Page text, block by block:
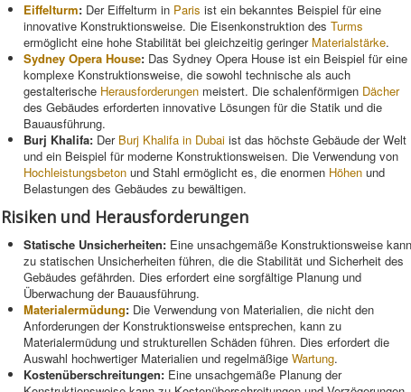
Eiffelturm: Der Eiffelturm in Paris ist ein bekanntes Beispiel für eine
innovative Konstruktionsweise. Die Eisenkonstruktion des Turms
ermöglicht eine hohe Stabilität bei gleichzeitig geringer Materialstärke.
Sydney Opera House: Das Sydney Opera House ist ein Beispiel für eine
komplexe Konstruktionsweise, die sowohl technische als auch
gestalterische Herausforderungen meistert. Die schalenförmigen Dächer
des Gebäudes erforderten innovative Lösungen für die Statik und die
Bauausführung.
Burj Khalifa: Der Burj Khalifa in Dubai ist das höchste Gebäude der Welt
und ein Beispiel für moderne Konstruktionsweisen. Die Verwendung von
Hochleistungsbeton und Stahl ermöglicht es, die enormen Höhen und
Belastungen des Gebäudes zu bewältigen.
Risiken und Herausforderungen
Statische Unsicherheiten: Eine unsachgemäße Konstruktionsweise kann
zu statischen Unsicherheiten führen, die die Stabilität und Sicherheit des
Gebäudes gefährden. Dies erfordert eine sorgfältige Planung und
Überwachung der Bauausführung.
Materialermüdung: Die Verwendung von Materialien, die nicht den
Anforderungen der Konstruktionsweise entsprechen, kann zu
Materialermüdung und strukturellen Schäden führen. Dies erfordert die
Auswahl hochwertiger Materialien und regelmäßige Wartung.
Kostenüberschreitungen: Eine unsachgemäße Planung der